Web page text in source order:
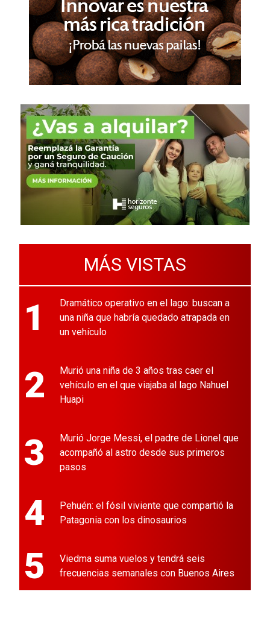
MÁS VISTAS
1
Dramático operativo en el lago: buscan a
una niña que habría quedado atrapada en
un vehículo
2
Murió una niña de 3 años tras caer el
vehículo en el que viajaba al lago Nahuel
Huapi
3
Murió Jorge Messi, el padre de Lionel que
acompañó al astro desde sus primeros
pasos
4
Pehuén: el fósil viviente que compartió la
Patagonia con los dinosaurios
5
Viedma suma vuelos y tendrá seis
frecuencias semanales con Buenos Aires